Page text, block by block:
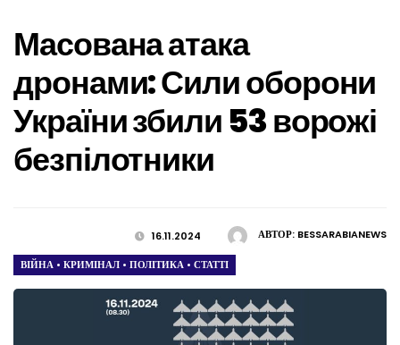
Масована атака
дронами: Сили оборони
України збили 53 ворожі
безпілотники
АВТОР: BESSARABIANEWS
16.11.2024
ВІЙНА • КРИМІНАЛ • ПОЛІТИКА • СТАТТІ